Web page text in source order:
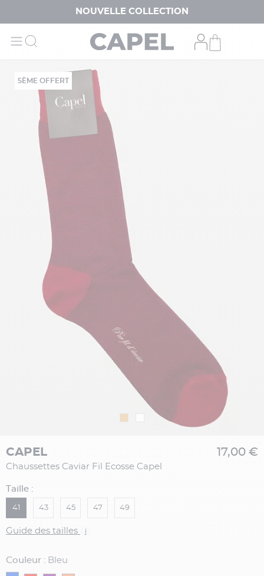
NOUVELLE COLLECTION
5ÈME OFFERT
CAPEL
Chaussettes Caviar Fil Ecosse Capel
17,00 €
Taille :
41 43 45 47 49
Guide des tailles i
Couleur : Bleu